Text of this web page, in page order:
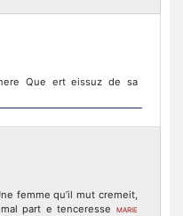
Que ert eissuz de sa
femme qu’il mut cremeit,
part e tenceresse
MARIE